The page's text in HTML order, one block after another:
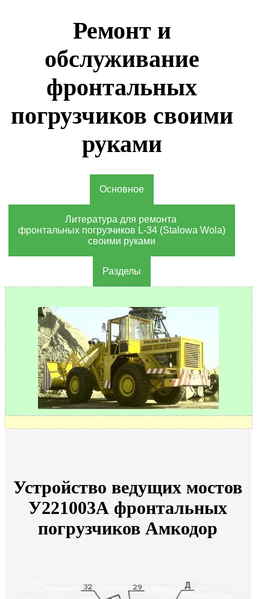
Ремонт и
обслуживание
фронтальных
погрузчиков своими
руками
Основное
Литература для ремонта
фронтальных погрузчиков L-34 (Stalowa Wola)
своими руками
Разделы
Устройство ведущих мостов
У221003А фронтальных
погрузчиков Амкодор